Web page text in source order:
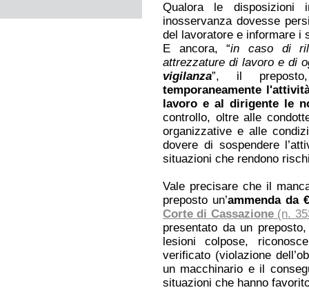
Qualora le disposizioni
inosservanza dovesse
del lavoratore e informare i
E ancora, “in caso di
attrezzature di lavoro e di
vigilanza”, il
temporaneamente
lavoro e al dirigente le
controllo, oltre alle
organizzative e alle
dovere di sospendere
situazioni che rendono
Vale precisare che il
preposto un’ammenda da
Corte di Cassazione (n.
presentato da un
lesioni colpose,
verificato (violazione
un macchinario e il
situazioni che hanno